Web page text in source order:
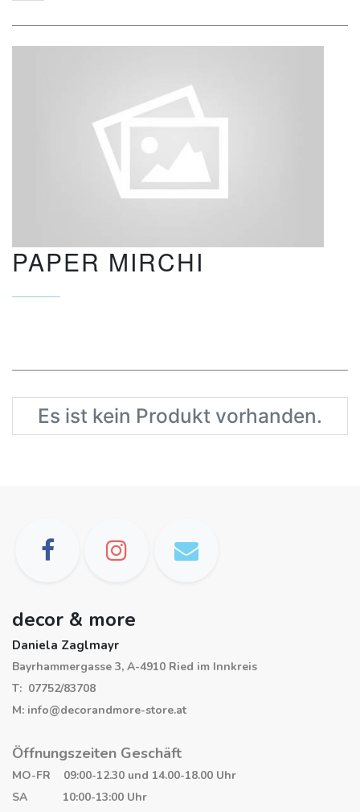
PAPER MIRCHI
Es ist kein Produkt vorhanden.
decor & more
Daniela Zaglmayr
Bayrhammergasse 3, A-4910 Ried im Innkreis
T: 07752/83708
M: info@decorandmore-store.at
Öffnungszeiten Geschäft
MO-FR 09:00-12.30 und 14.00-18.00 Uhr
SA 10:00-13:00 Uhr